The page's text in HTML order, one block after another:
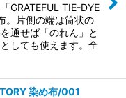
GRATEFUL TIE-DYE
。片側の端は筒状の
通せば「のれん」と
しても使えます。全
染め布/001